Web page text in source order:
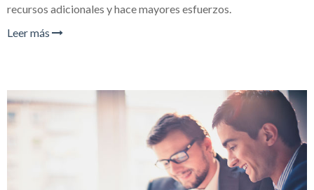
recursos adicionales y hace mayores esfuerzos.
Leer más